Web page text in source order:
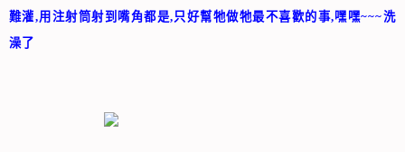
難灌,用注射筒射到嘴角都是, 只好幫牠做牠最不喜歡的事,嘿嘿~~~洗
澡了